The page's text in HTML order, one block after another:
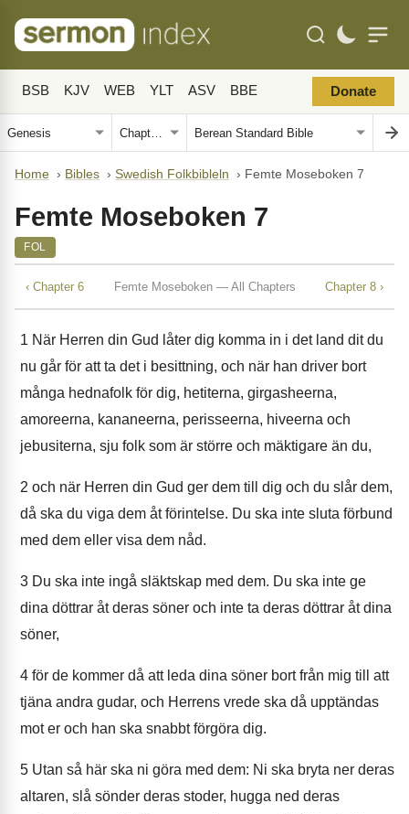
BSB KJV WEB YLT ASV BBE Donate
Home › Bibles › Swedish Folkbibleln › Femte Moseboken 7
Femte Moseboken 7
FOL
‹ Chapter 6 Femte Moseboken — All Chapters Chapter 8 ›
1 När Herren din Gud låter dig komma in i det land dit du
nu går för att ta det i besittning, och när han driver bort
många hednafolk för dig, hetiterna, girgasheerna,
amoreerna, kananeerna, perisseerna, hiveerna och
jebusiterna, sju folk som är större och mäktigare än du,
2 och när Herren din Gud ger dem till dig och du slår dem,
då ska du viga dem åt förintelse. Du ska inte sluta förbund
med dem eller visa dem nåd.
3 Du ska inte ingå släktskap med dem. Du ska inte ge
dina döttrar åt deras söner och inte ta deras döttrar åt dina
söner,
4 för de kommer då att leda dina söner bort från mig till att
tjäna andra gudar, och Herrens vrede ska då upptändas
mot er och han ska snabbt förgöra dig.
5 Utan så här ska ni göra med dem: Ni ska bryta ner deras
altaren, slå sönder deras stoder, hugga ned deras